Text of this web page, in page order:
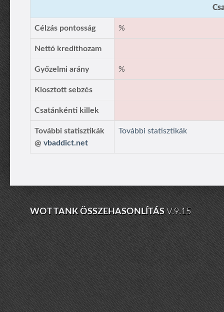
Célzás pontosság %
Nettó kredithozam
Győzelmi arány %
Kiosztott sebzés
Csatánkénti killek
További statisztikák
@ vbaddict.net
További statisztikák
WOT TANK ÖSSZEHASONLÍTÁS V.9.15